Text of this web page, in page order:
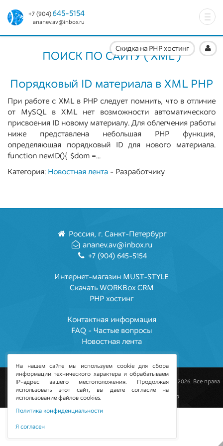
+7 (904)645-5154
ananev.av@inbox.ru
Скидка на PHP хостинг
ПОИСК ПО CAЙТУ ( XML )
Порядковый ID материала в XML PHP
При работе с XML в PHP следует помнить, что в отличие
от MySQL в XML нет возможности автоматического
присвоения ID новому материалу. Для облегчения работы
ниже представлена небольшая PHP функция,
определяющая порядковый ID для нового материала.
function newID(){ $dom =...
Категория: Новостная лента - Разработчику
Россия, г. Санкт-Петербург
ananev.av@inbox.ru
+7 (904) 645-5154
Интернет-магазин MUST-STYLE
Скачать WORKBox CRM
PHP хостинг
Контактная информация
FAQ - Частые вопросы
Новостная лента
© Студия дизайна «MUST-STYLE» - Санкт-Петербург, 2009 — 2026. Все права
защищены
Хостинг предоставил
Интернет Хостинг Центр
На нашем сайте мы используем cookie для сбора
информации технического характера и обрабатываем
IP-адрес вашего местоположения. Продолжая
использовать этот сайт, вы даете согласие на
использование файлов cookies.
Политика конфиденциальности
Я согласен